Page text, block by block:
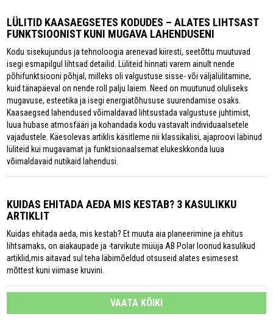
LÜLITID KAASAEGSETES KODUDES – ALATES LIHTSAST
FUNKTSIOONIST KUNI MUGAVA LAHENDUSENI
Kodu sisekujundus ja tehnoloogia arenevad kiiresti, seetõttu muutuvad
isegi esmapilgul lihtsad detailid. Lüliteid hinnati varem ainult nende
põhifunktsiooni põhjal, milleks oli valgustuse sisse- või väljalülitamine,
kuid tänapäeval on nende roll palju laiem. Need on muutunud oluliseks
mugavuse, esteetika ja isegi energiatõhususe suurendamise osaks.
Kaasaegsed lahendused võimaldavad lihtsustada valgustuse juhtimist,
luua hubase atmosfääri ja kohandada kodu vastavalt individuaalsetele
vajadustele. Käesolevas artiklis käsitleme nii klassikalisi, ajaproovi läbinud
lüliteid kui mugavamat ja funktsionaalsemat elukeskkonda luua
võimaldavaid nutikaid lahendusi.
KUIDAS EHITADA AEDA MIS KESTAB? 3 KASULIKKU
ARTIKLIT
Kuidas ehitada aeda, mis kestab? Et muuta aia planeerimine ja ehitus
lihtsamaks, on aiakaupade ja -tarvikute müüja AB Polar loonud kasulikud
artiklid,mis aitavad sul teha läbimõeldud otsuseid alates esimesest
mõttest kuni viimase kruvini.
VAATA KÕIKI